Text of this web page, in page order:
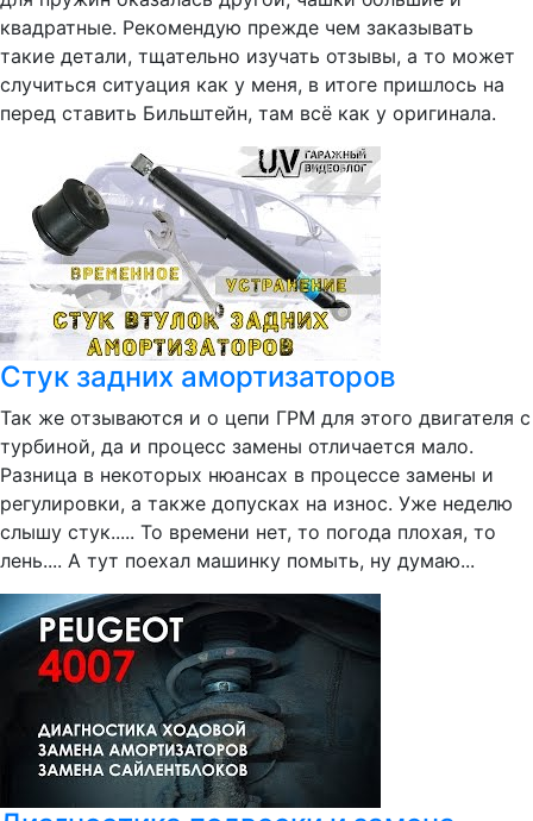
квадратные. Рекомендую прежде чем заказывать
такие детали, тщательно изучать отзывы, а то может
случиться ситуация как у меня, в итоге пришлось на
перед ставить Бильштейн, там всё как у оригинала.
Стук задних амортизаторов
Так же отзываются и о цепи ГРМ для этого двигателя с
турбиной, да и процесс замены отличается мало.
Разница в некоторых нюансах в процессе замены и
регулировки, а также допусках на износ. Уже неделю
слышу стук..... То времени нет, то погода плохая, то
лень.... А тут поехал машинку помыть, ну думаю...